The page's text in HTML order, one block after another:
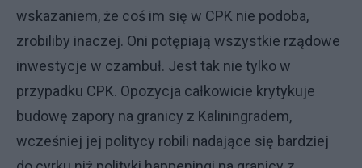
wskazaniem, że coś im się w CPK nie podoba,
zrobiliby inaczej. Oni potępiają wszystkie rządowe
inwestycje w czambuł. Jest tak nie tylko w
przypadku CPK. Opozycja całkowicie krytykuje
budowę zapory na granicy z Kaliningradem,
wcześniej jej politycy robili nadające się bardziej